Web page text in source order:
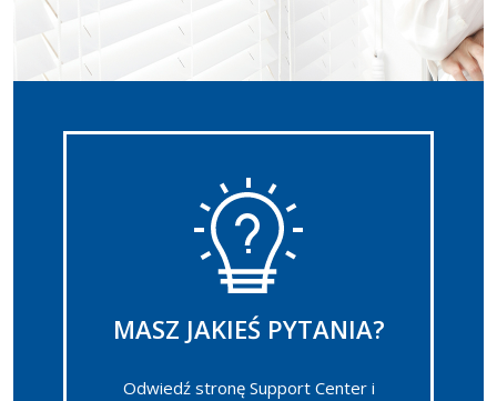
MASZ JAKIEŚ PYTANIA?
Odwiedź stronę Support Center i